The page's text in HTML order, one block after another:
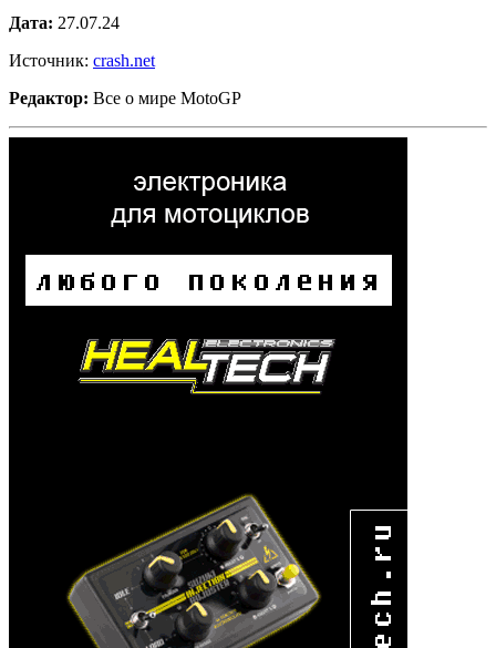
Дата: 27.07.24
Источник: crash.net
Редактор: Все о мире MotoGP